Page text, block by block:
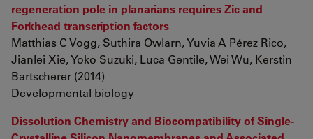
regeneration pole in planarians requires Zic and
Forkhead transcription factors
Matthias C Vogg, Suthira Owlarn, Yuvia A Pérez Rico,
Jianlei Xie, Yoko Suzuki, Luca Gentile, Wei Wu, Kerstin
Bartscherer (2014)
Developmental biology
Dissolution Chemistry and Biocompatibility of Single-